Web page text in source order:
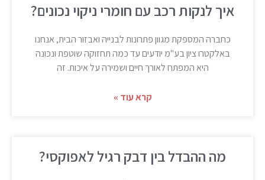
איך לנקות רכב עם חומרי ניקוי נכונים?
כחברה המספקת מגוון פתרונות לבנייה ואבזור הבית, אנחנו
באלקטרו ציון בע"מ יודעים עד כמה תחזוקה שוטפת ונכונה
היא המפתח לאורך חיים ושמירה על איכות. זה
קרא עוד »
מה ההבדל בין דבק רגיל לאפוקסי?